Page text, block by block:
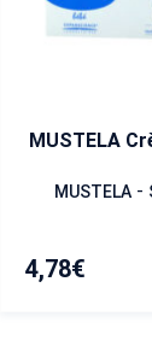
MUSTELA
MUSTELA -
4,78€